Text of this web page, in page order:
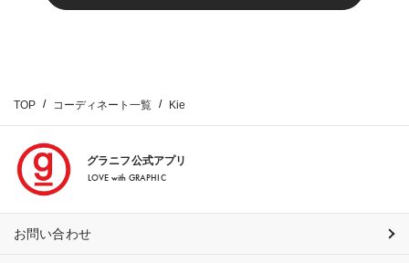
TOP コーディネート一覧 Kie
グラニフ公式アプリ
LOVE with GRAPHIC
お問い合わせ